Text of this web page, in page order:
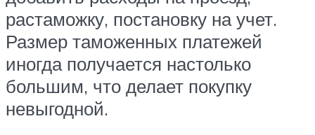
растаможку, постановку на учет.
Размер таможенных платежей
иногда получается настолько
большим, что делает покупку
невыгодной.